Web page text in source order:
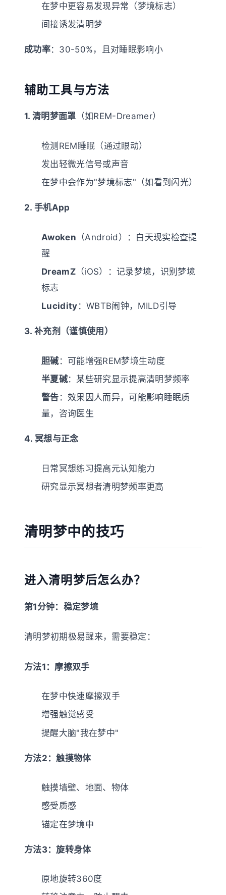
在梦中更容易发现异常（梦境标志）
间接诱发清明梦
成功率：30-50%，且对睡眠影响小
辅助工具与方法
1. 清明梦面罩 （如REM-Dreamer）
检测REM睡眠（通过眼动）
发出轻微光信号或声音
在梦中会作为"梦境标志"（如看到闪光）
2. 手机App
Awoken （Android）：白天现实检查提
醒
DreamZ （iOS）：记录梦境，识别梦境
标志
Lucidity ：WBTB闹钟，MILD引导
3. 补充剂（谨慎使用）
胆碱：可能增强REM梦境生动度
半夏碱：某些研究显示提高清明梦频率
警告 ：效果因人而异，可能影响睡眠质
量，咨询医生
4. 冥想与正念
日常冥想练习提高元认知能力
研究显示冥想者清明梦频率更高
清明梦中的技巧
进入清明梦后怎么办？
第1分钟：稳定梦境
清明梦初期极易醒来，需要稳定：
方法1：摩擦双手
在梦中快速摩擦双手
增强触觉感受
提醒大脑"我在梦中"
方法2：触摸物体
触摸墙壁、地面、物体
感受质感
锚定在梦境中
方法3：旋转身体
原地旋转360度